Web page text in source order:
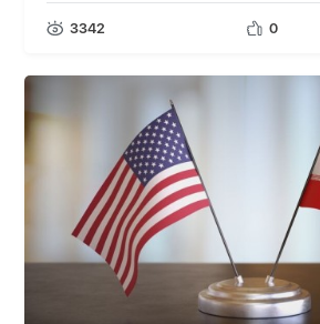
3342 0